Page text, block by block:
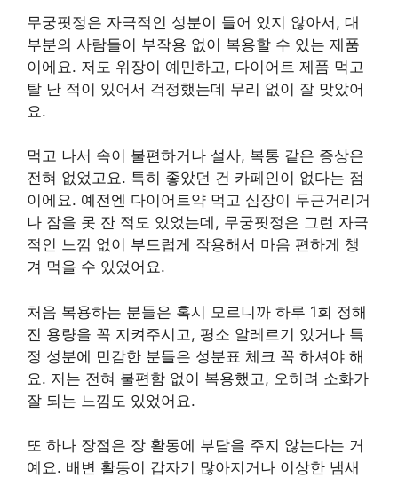
무궁핏정은 자극적인 성분이 들어 있지 않아서, 대
부분의 사람들이 부작용 없이 복용할 수 있는 제품
이에요. 저도 위장이 예민하고, 다이어트 제품 먹고
탈 난 적이 있어서 걱정했는데 무리 없이 잘 맞았어
요.
먹고 나서 속이 불편하거나 설사, 복통 같은 증상은
전혀 없었고요. 특히 좋았던 건 카페인이 없다는 점
이에요. 예전엔 다이어트약 먹고 심장이 두근거리거
나 잠을 못 잔 적도 있었는데, 무궁핏정은 그런 자극
적인 느낌 없이 부드럽게 작용해서 마음 편하게 챙
겨 먹을 수 있었어요.
처음 복용하는 분들은 혹시 모르니까 하루 1회 정해
진 용량을 꼭 지켜주시고, 평소 알레르기 있거나 특
정 성분에 민감한 분들은 성분표 체크 꼭 하셔야 해
요. 저는 전혀 불편함 없이 복용했고, 오히려 소화가
잘 되는 느낌도 있었어요.
또 하나 장점은 장 활동에 부담을 주지 않는다는 거
예요. 배변 활동이 갑자기 많아지거나 이상한 냄새